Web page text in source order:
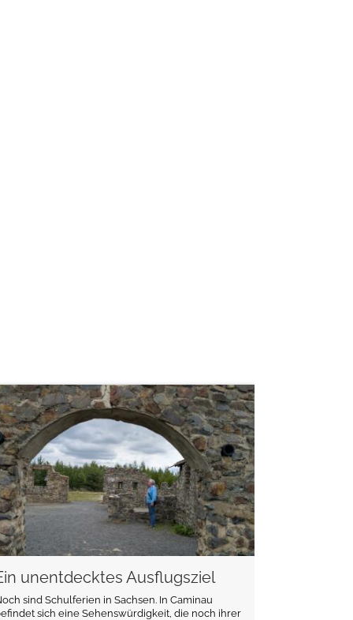
unentdecktes Ausflugsziel
sind Schulferien in Sachsen. In Caminau
sich eine Sehenswürdigkeit, die noch ihrer
weiterlesen